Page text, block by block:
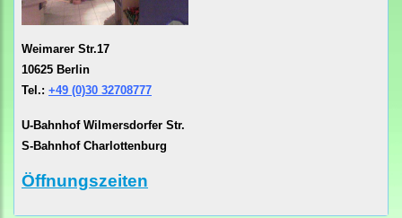
Weimarer Str.17
10625 Berlin
Tel.: +49 (0)30 32708777
U-Bahnhof Wilmersdorfer Str.
S-Bahnhof Charlottenburg
Öffnungszeiten